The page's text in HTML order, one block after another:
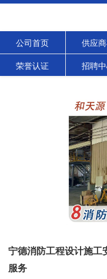
公司首页 供应
荣誉认证 招聘
宁德消防工程设计施工
服务